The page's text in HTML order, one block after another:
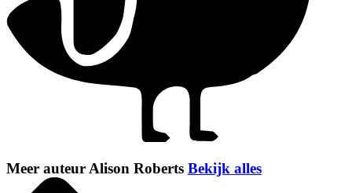
Meer auteur Alison Roberts Bekijk alles